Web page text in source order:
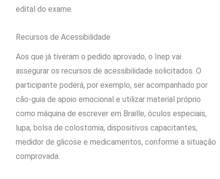
edital do exame.
Recursos de Acessibilidade
Aos que já tiveram o pedido aprovado, o Inep vai
assegurar os recursos de acessibilidade solicitados. O
participante poderá, por exemplo, ser acompanhado por
cão-guia de apoio emocional e utilizar material próprio
como máquina de escrever em Braille, óculos especiais,
lupa, bolsa de colostomia, dispositivos capacitantes,
medidor de glicose e medicamentos, conforme a situação
comprovada.